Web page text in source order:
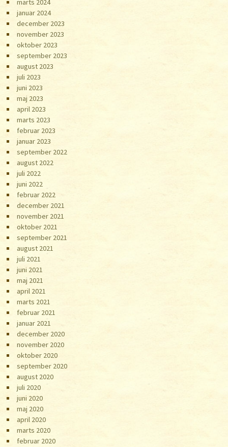
marts 2024
januar 2024
december 2023
november 2023
oktober 2023
september 2023
august 2023
juli 2023
juni 2023
maj 2023
april 2023
marts 2023
februar 2023
januar 2023
september 2022
august 2022
juli 2022
juni 2022
februar 2022
december 2021
november 2021
oktober 2021
september 2021
august 2021
juli 2021
juni 2021
maj 2021
april 2021
marts 2021
februar 2021
januar 2021
december 2020
november 2020
oktober 2020
september 2020
august 2020
juli 2020
juni 2020
maj 2020
april 2020
marts 2020
februar 2020